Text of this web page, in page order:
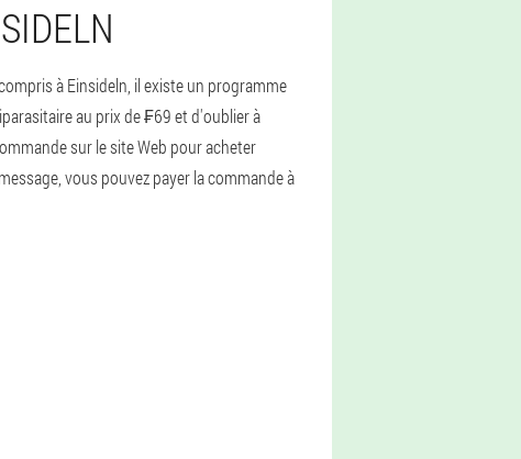
à Einsideln, il existe un programme
au prix de ₣69 et d'oublier à
sur le site Web pour acheter
vous pouvez payer la commande à